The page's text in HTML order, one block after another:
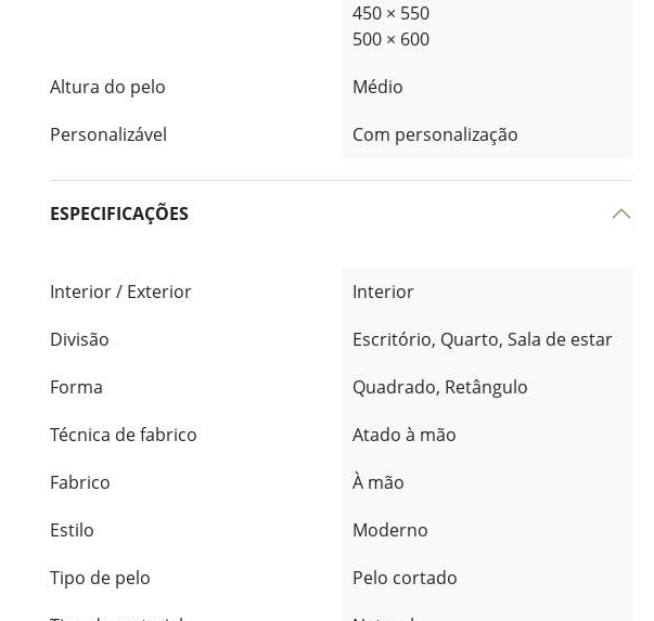
450 × 550
500 × 600
Altura do pelo
Médio
Personalizável
Com personalização
ESPECIFICAÇÕES
Interior / Exterior
Interior
Divisão
Escritório, Quarto, Sala de estar
Forma
Quadrado, Retângulo
Técnica de fabrico
Atado à mão
Fabrico
À mão
Estilo
Moderno
Tipo de pelo
Pelo cortado